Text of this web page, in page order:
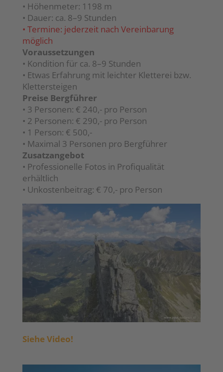
• Höhenmeter: 1198 m
• Dauer: ca. 8–9 Stunden
• Termine: jederzeit nach Vereinbarung
möglich
Voraussetzungen
• Kondition für ca. 8–9 Stunden
• Etwas Erfahrung mit leichter Kletterei bzw.
Klettersteigen
Preise Bergführer
• 3 Personen: € 240,- pro Person
• 2 Personen: € 290,- pro Person
• 1 Person: € 500,-
• Maximal 3 Personen pro Bergführer
Zusatzangebot
• Professionelle Fotos in Profiqualität
erhältlich
• Unkostenbeitrag: € 70,- pro Person
Siehe Video!